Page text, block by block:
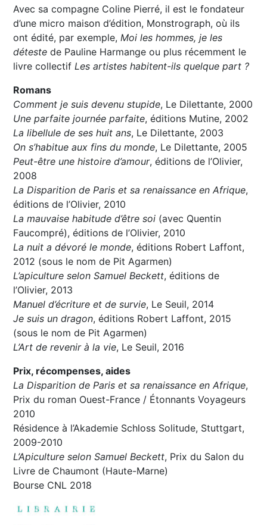
Avec sa compagne Coline Pierré, il est le fondateur
d’une micro maison d’édition, Monstrograph, où ils
ont édité, par exemple,Moi les hommes, je les
déteste de Pauline Harmange ou plus récemment le
livre collectifLes artistes habitent-ils quelque part ?
Romans
Comment je suis devenu stupide, Le Dilettante, 2000
Une parfaite journée parfaite, éditions Mutine, 2002
La libellule de ses huit ans, Le Dilettante, 2003
On s’habitue aux fins du monde, Le Dilettante, 2005
Peut-être une histoire d’amour, éditions de l’Olivier,
2008
La Disparition de Paris et sa renaissance en Afrique,
éditions de l’Olivier, 2010
La mauvaise habitude d’être soi (avec Quentin
Faucompré), éditions de l’Olivier, 2010
La nuit a dévoré le monde, éditions Robert Laffont,
2012 (sous le nom de Pit Agarmen)
L’apiculture selon Samuel Beckett, éditions de
l’Olivier, 2013
Manuel d’écriture et de survie, Le Seuil, 2014
Je suis un dragon, éditions Robert Laffont, 2015
(sous le nom de Pit Agarmen)
L’Art de revenir à la vie, Le Seuil, 2016
Prix, récompenses, aides
La Disparition de Paris et sa renaissance en Afrique,
Prix du roman Ouest-France / Étonnants Voyageurs
2010
Résidence à l’Akademie Schloss Solitude, Stuttgart,
2009-2010
L’Apiculture selon Samuel Beckett, Prix du Salon du
Livre de Chaumont (Haute-Marne)
Bourse CNL 2018